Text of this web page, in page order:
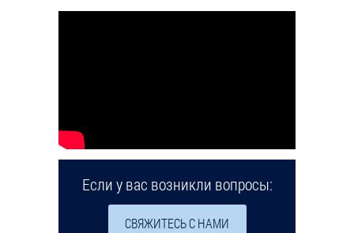
Если у вас возникли вопросы:
СВЯЖИТЕСЬ С НАМИ